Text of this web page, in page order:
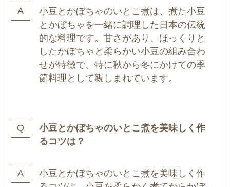
小豆とかぼちゃのいとこ煮は、煮た小豆
とかぼちゃを一緒に調理した日本の伝統
的な料理です。甘さがあり、ほっくりと
したかぼちゃと柔らかい小豆の組み合わ
せが特徴で、特に秋から冬にかけての季
節料理として親しまれています。
小豆とかぼちゃのいとこ煮を美味しく作
るコツは？
小豆とかぼちゃのいとこ煮を美味しく作